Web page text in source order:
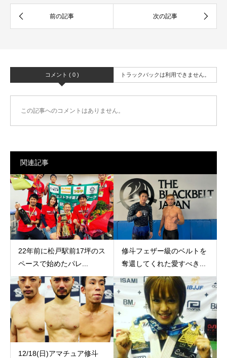
コメント ( 0 ) トラックバックは利用できません。
この記事へのコメントはありません。
関連記事
22年前に松戸駅前17坪のス
ペースで始めたパレ...
修斗フェザー級のベルトを
奪還してくれた愛すべき...
12/18(日)アマチュア修斗